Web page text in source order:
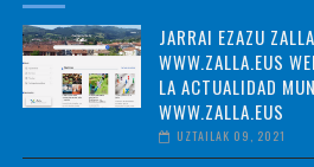
JARRAI EZAZU
WWW.ZALLA.EUS
LA ACTUALIDAD
WWW.ZALLA.EUS
UZTAILAK 09, 2021